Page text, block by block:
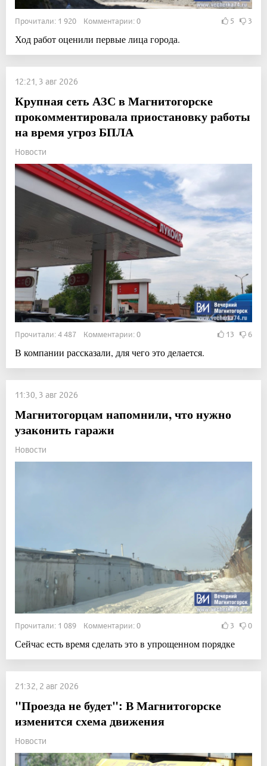
Прочитали: 1 920 Комментарии: 0 5 3
Ход работ оценили первые лица города.
12:21, 3 авг 2026
Крупная сеть АЗС в Магнитогорске
прокомментировала приостановку работы
на время угроз БПЛА
Новости
Прочитали: 4 487 Комментарии: 0 13 6
В компании рассказали, для чего это делается.
11:30, 3 авг 2026
Магнитогорцам напомнили, что нужно
узаконить гаражи
Новости
Прочитали: 1 089 Комментарии: 0 3 0
Сейчас есть время сделать это в упрощенном порядке
21:32, 2 авг 2026
"Проезда не будет": В Магнитогорске
изменится схема движения
Новости